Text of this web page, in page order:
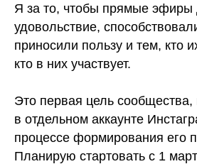
Я за то, чтобы прямые эфиры
удовольствие,
приносили пользу и тем, кто
кто в них участвует.
Это первая цель сообщества,
в отдельном аккаунте
процессе формирования его
Планирую стартовать с 1